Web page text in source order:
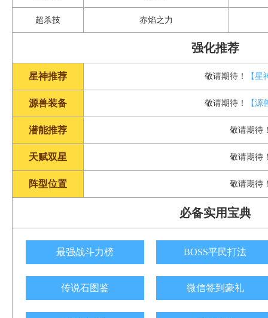
超杀技 赤焰之力
强化推荐
星神推荐 敬请期待！ 【
源兽装备 敬请期待！ 【
潜能推荐 敬请期待
天赋双星 敬请期待
阵型位置 敬请期待
必备实用宝典
最强战斗力榜 BOSS平民打法
传说石图鉴 微信签到豪礼